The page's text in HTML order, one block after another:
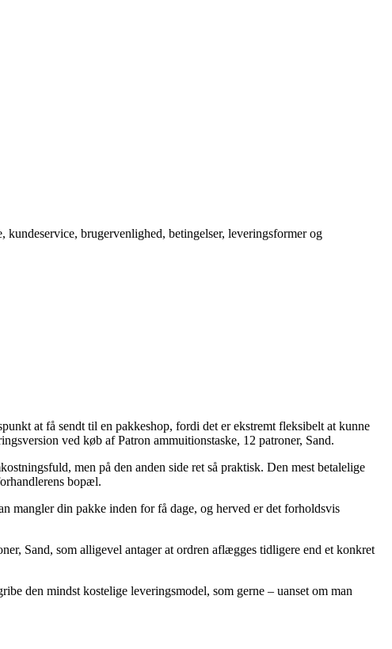
brugervenlighed, betingelser, leveringsformer og
at få sendt til en pakkeshop, fordi det er ekstremt fleksibelt at kunne
ved køb af Patron ammuitionstaske, 12 patroner, Sand.
men på den anden side ret så praktisk. Den mest betalelige
bopæl.
din pakke inden for få dage, og herved er det forholdsvis
Sand, som alligevel antager at ordren aflægges tidligere end et konkret
den mindst kostelige leveringsmodel, som gerne – uanset om man